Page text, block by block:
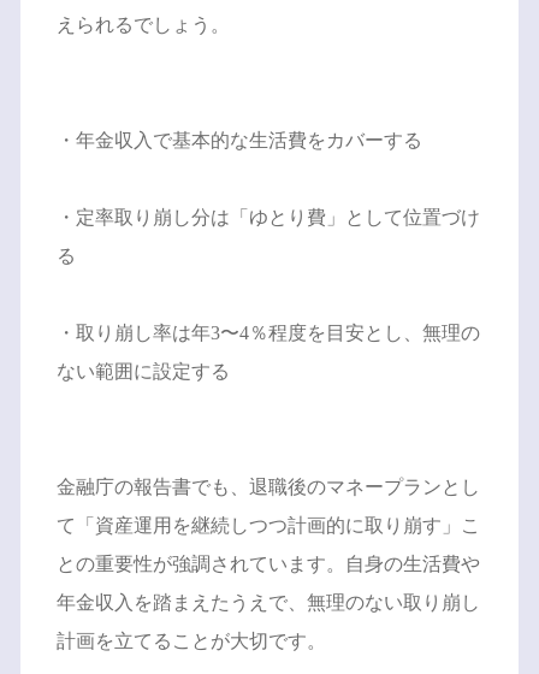
えられるでしょう。
・年金収入で基本的な生活費をカバーする
・定率取り崩し分は「ゆとり費」として位置づけ
る
・取り崩し率は年3〜4％程度を目安とし、無理の
ない範囲に設定する
金融庁の報告書でも、退職後のマネープランとし
て「資産運用を継続しつつ計画的に取り崩す」こ
との重要性が強調されています。自身の生活費や
年金収入を踏まえたうえで、無理のない取り崩し
計画を立てることが大切です。